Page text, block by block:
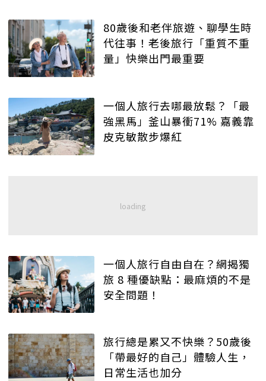
80歲後和老伴旅遊、聊學生時
代往事！老後旅行「重質不重
量」快樂出門最重要
一個人旅行去哪最放鬆？「最
強黑馬」釜山暴衝71% 嘉義靠
皮克敏散步爆紅
一個人旅行自由自在？網揭獨
旅 8 種優缺點：最麻煩的不是
安全問題！
旅行總是累又不快樂？50歲後
「帶最好的自己」體驗人生，
日常生活也加分